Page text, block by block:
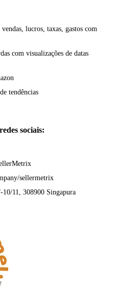
lucros, taxas, gastos com
com visualizações de datas
tendências
sociais:
sellermetrix
11, 308900 Singapura